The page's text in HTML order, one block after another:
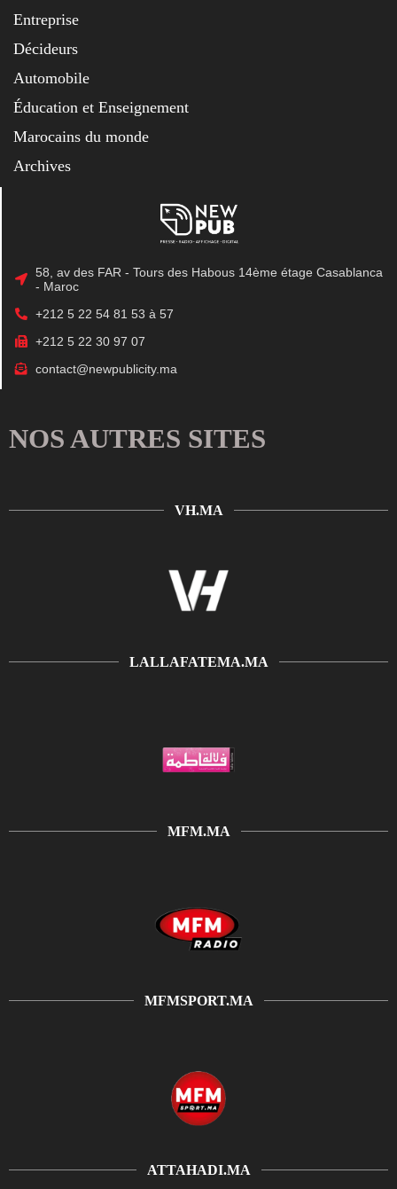
Entreprise
Décideurs
Automobile
Éducation et Enseignement
Marocains du monde
Archives
58, av des FAR - Tours des Habous 14ème étage Casablanca
- Maroc
+212 5 22 54 81 53 à 57
+212 5 22 30 97 07
contact@newpublicity.ma
NOS AUTRES SITES
VH.MA
LALLAFATEMA.MA
MFM.MA
MFMSPORT.MA
ATTAHADI.MA